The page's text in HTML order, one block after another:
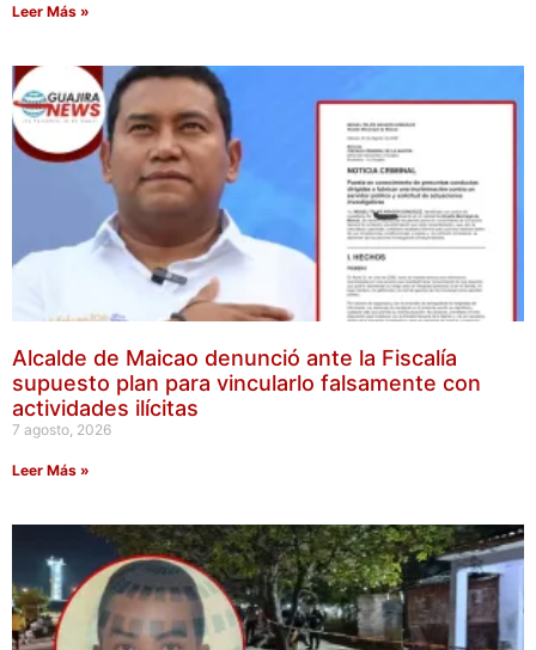
Leer Más »
Alcalde de Maicao denunció ante la Fiscalía
supuesto plan para vincularlo falsamente con
actividades ilícitas
7 agosto, 2026
Leer Más »